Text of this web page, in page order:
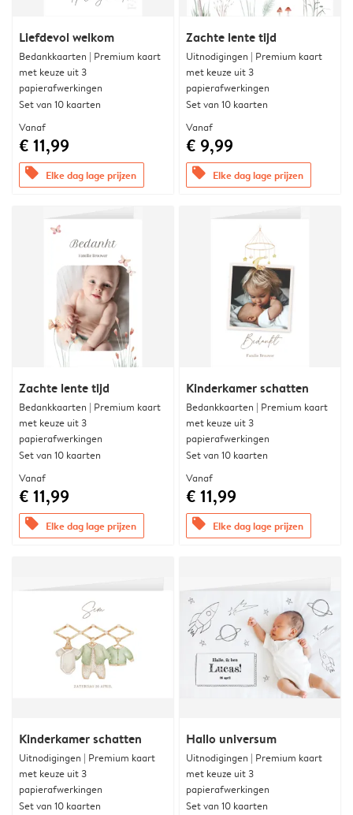
Liefdevol welkom
Bedankkaarten | Premium kaart
met keuze uit 3
papierafwerkingen
Set van 10 kaarten
Vanaf
€ 11,99
offers Elke dag lage prijzen
Zachte lente tijd
Uitnodigingen | Premium kaart
met keuze uit 3
papierafwerkingen
Set van 10 kaarten
Vanaf
€ 9,99
offers Elke dag lage prijzen
Zachte lente tijd
Bedankkaarten | Premium kaart
met keuze uit 3
papierafwerkingen
Set van 10 kaarten
Vanaf
€ 11,99
offers Elke dag lage prijzen
Kinderkamer schatten
Bedankkaarten | Premium kaart
met keuze uit 3
papierafwerkingen
Set van 10 kaarten
Vanaf
€ 11,99
offers Elke dag lage prijzen
Kinderkamer schatten
Uitnodigingen | Premium kaart
met keuze uit 3
papierafwerkingen
Set van 10 kaarten
Hallo universum
Uitnodigingen | Premium kaart
met keuze uit 3
papierafwerkingen
Set van 10 kaarten